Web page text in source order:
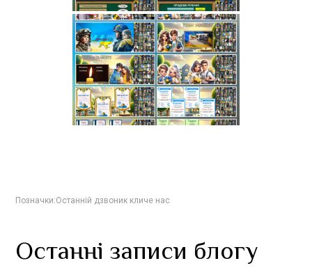
Позначки:Останній дзвоник кличе нас
Останні записи блогу